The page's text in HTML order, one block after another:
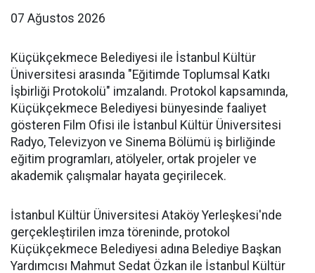
07 Ağustos 2026
Küçükçekmece Belediyesi ile İstanbul Kültür
Üniversitesi arasında "Eğitimde Toplumsal Katkı
İşbirliği Protokolü" imzalandı. Protokol kapsamında,
Küçükçekmece Belediyesi bünyesinde faaliyet
gösteren Film Ofisi ile İstanbul Kültür Üniversitesi
Radyo, Televizyon ve Sinema Bölümü iş birliğinde
eğitim programları, atölyeler, ortak projeler ve
akademik çalışmalar hayata geçirilecek.
İstanbul Kültür Üniversitesi Ataköy Yerleşkesi'nde
gerçekleştirilen imza töreninde, protokol
Küçükçekmece Belediyesi adına Belediye Başkan
Yardımcısı Mahmut Sedat Özkan ile İstanbul Kültür